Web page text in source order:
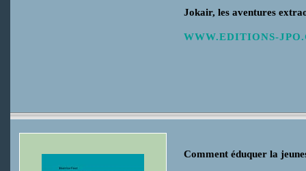
Jokair, les aventures
WWW.EDITIONS-
Comment éduquer la